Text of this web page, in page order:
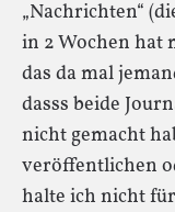
„Nachrichten“
in 2 Wochen hat
das da mal
dasss beide
nicht gemacht
veröffentlichen
halte ich nicht